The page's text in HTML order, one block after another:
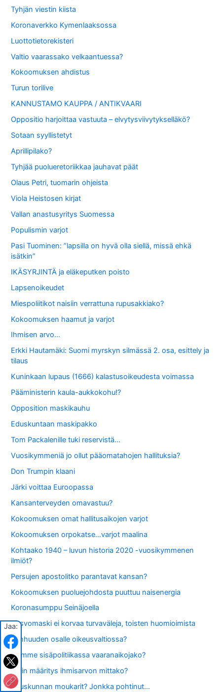
Tyhjän viestin kiista
Koronaverkko Kymenlaaksossa
Luottotietorekisteri
Valtio vaarassako velkaantuessa?
Kokoomuksen ahdistus
Turun torilive
KANNUSTAMO KAUPPA / ANTIKVAARI
Oppositio harjoittaa vastuuta – elvytysviivytykselläkö?
Sotaan syyllistetyt
Aprillipilako?
Tyhjää puolueretoriikkaa jauhavat päät
Olaus Petri, tuomarin ohjeista
Viola Heistosen kirjat
Vallan anastusyritys Suomessa
Populismin varjot
Pasi Tuominen: ”lapsilla on hyvä olla siellä, missä ehkä
isätkin”
IKÄSYRJINTÄ ja eläkeputken poisto
Lapsenoikeudet
Miespoliitikot naisiin verrattuna rupusakkiako?
Kokoomuksen haamut ja varjot
Ihmisen arvo…
Erkki Hautamäki: Suomi myrskyn silmässä 2. osa, esittely ja
tilaus
Kuninkaan lupaus (1666) kalastusoikeudesta voimassa
Pääministerin kaula-aukkokohu!?
Opposition maskikauhu
Eduskuntaan maskipakko
Tom Packalenille tuki reservistä…
Vuosikymmeniä jo ollut pääomatahojen hallituksia?
Don Trumpin klaani
Järki voittaa Euroopassa
Kansanterveyden omavastuu?
Kokoomuksen omat hallitusaikojen varjot
Kokoomuksen orpokatse…varjot maalina
Kohtaako 1940 – luvun historia 2020 -vuosikymmenen
ilmiöt?
Persujen apostolitko parantavat kansan?
Kokoomuksen puoluejohdosta puuttuu naisenergia
Koronasumppu Seinäjoella
Kasvomaski ei korvaa turvaväleja, toisten huomioimista
Vanhuuden osalle oikeusvaltiossa?
Elämme sisäpolitiikassa vaaranaikojako?
Värin määritys ihmisarvon mittako?
Eduskunnan moukarit? Jonkka pohtinut…
Jaa: